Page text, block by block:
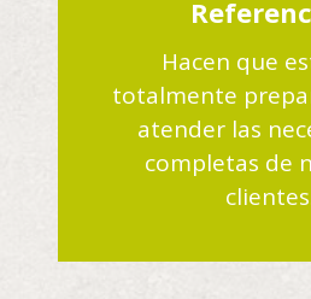
Hacen que
totalmente
atender las
completas de